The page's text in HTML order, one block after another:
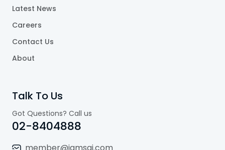
Latest News
Careers
Contact Us
About
Talk To Us
Got Questions? Call us
02-8404888